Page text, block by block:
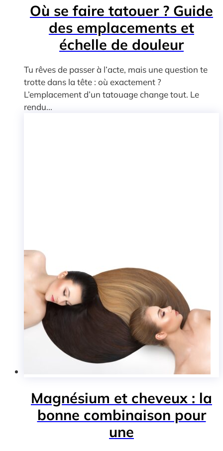
Où se faire tatouer ? Guide
des emplacements et
échelle de douleur
Tu rêves de passer à l’acte, mais une question te
trotte dans la tête : où exactement ?
L’emplacement d’un tatouage change tout. Le
rendu...
Magnésium et cheveux : la
bonne combinaison pour
une